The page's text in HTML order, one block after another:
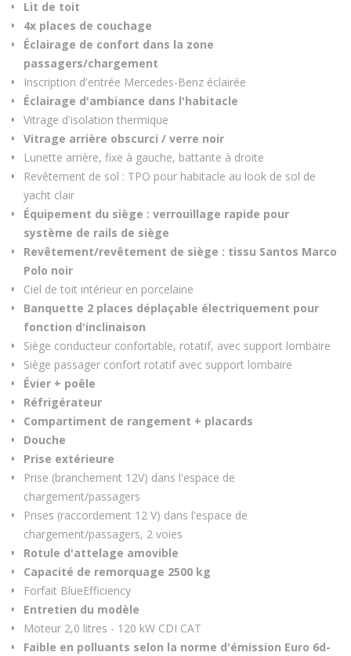
Lit de toit
4x places de couchage
Éclairage de confort dans la zone
passagers/chargement
Inscription d'entrée Mercedes-Benz éclairée
Éclairage d'ambiance dans l'habitacle
Vitrage d'isolation thermique
Vitrage arrière obscurci / verre noir
Lunette arrière, fixe à gauche, battante à droite
Revêtement de sol : TPO pour habitacle au look de sol de
yacht clair
Équipement du siège : verrouillage rapide pour
système de rails de siège
Revêtement/revêtement de siège : tissu Santos Marco
Polo noir
Ciel de toit intérieur en porcelaine
Banquette 2 places déplaçable électriquement pour
fonction d'inclinaison
Siège conducteur confortable, rotatif, avec support lombaire
Siège passager confort rotatif avec support lombaire
Évier + poêle
Réfrigérateur
Compartiment de rangement + placards
Douche
Prise extérieure
Prise (branchement 12V) dans l'espace de
chargement/passagers
Prises (raccordement 12 V) dans l'espace de
chargement/passagers, 2 voies
Rotule d'attelage amovible
Capacité de remorquage 2500 kg
Forfait BlueEfficiency
Entretien du modèle
Moteur 2,0 litres - 120 kW CDI CAT
Faible en polluants selon la norme d'émission Euro 6d-